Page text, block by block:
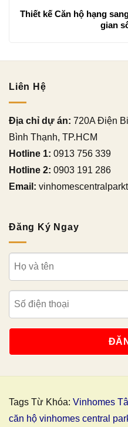
Thiết kế Căn hộ hạng
gian
Liên Hệ
Địa chỉ dự án: 720A Điện
Bình Thạnh, TP.HCM
Hotline 1: 0913 756 339
Hotline 2: 0903 191 286
Email:
Đăng Ký Ngay
Tags Từ Khóa: Vinhomes
căn hộ vinhomes central